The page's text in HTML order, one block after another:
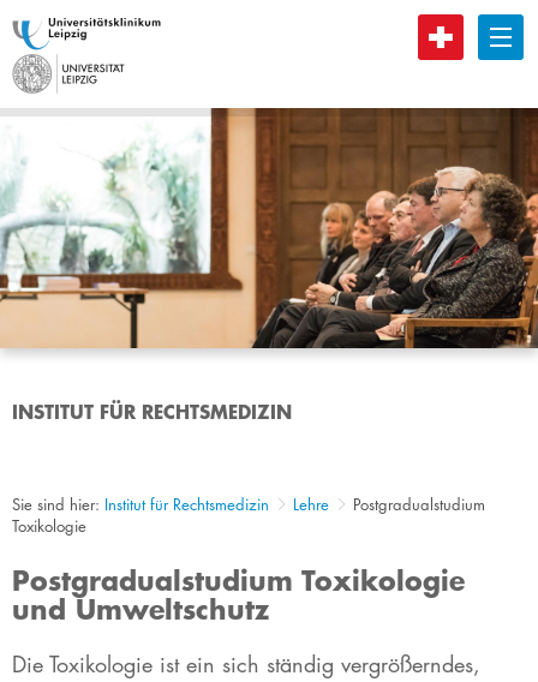
B
INSTITUT FÜR RECHTSMEDIZIN
Sie sind hier: Institut für Rechtsmedizin Lehre
Postgradualstudium
Toxikologie
Postgradualstudium Toxikologie
und Umweltschutz
​​​​​​​​​​​​​​​​​​​​​​​​​​​​​​​​​​​​​​Die Toxikologie ist ein sich ständig vergrößerndes,